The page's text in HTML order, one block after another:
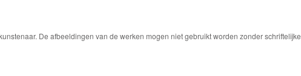
De afbeeldingen van de werken mogen niet gebruikt worden zonder schriftelijke